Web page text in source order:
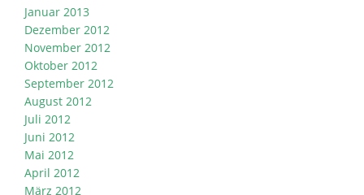
Januar 2013
Dezember 2012
November 2012
Oktober 2012
September 2012
August 2012
Juli 2012
Juni 2012
Mai 2012
April 2012
März 2012